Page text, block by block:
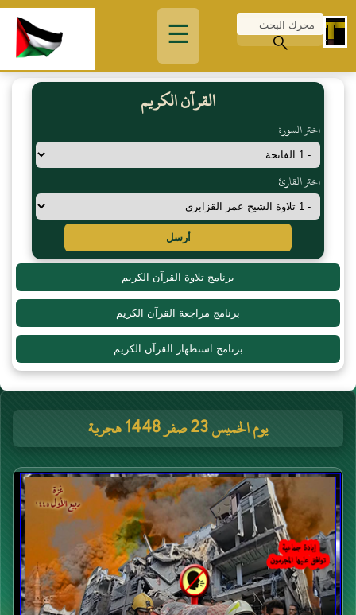
☰
القرآن الكريم
اختر السورة
اختر القارئ
أرسل
برنامج تلاوة القرآن الكريم
برنامج مراجعة القرآن الكريم
برنامج استظهار القرآن الكريم
يوم الخميس 23 صفر 1448 هجرية